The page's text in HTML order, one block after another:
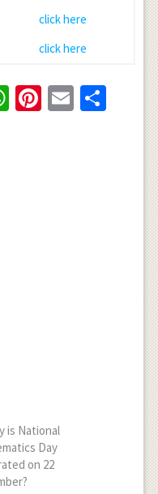
click here
click here
WhatsApp
Pinterest
Email